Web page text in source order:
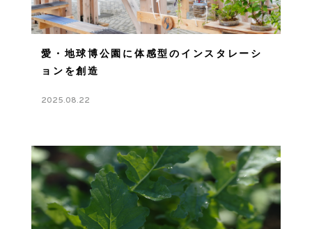
愛・地球博公園に体感型のインスタレーシ
ョンを創造
2025.08.22